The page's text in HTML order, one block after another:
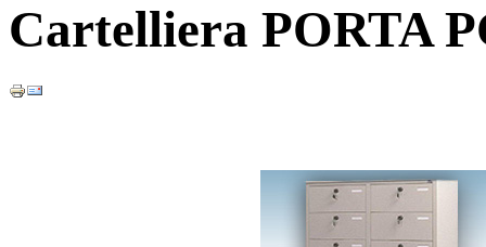
Cartelliera PORTA